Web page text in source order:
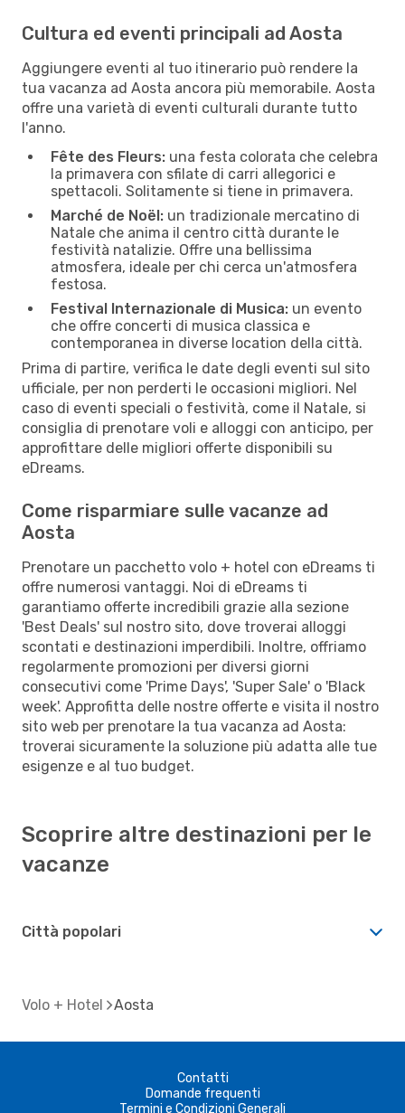
Cultura ed eventi principali ad Aosta
Aggiungere eventi al tuo itinerario può rendere la
tua vacanza ad Aosta ancora più memorabile. Aosta
offre una varietà di eventi culturali durante tutto
l'anno.
Fête des Fleurs: una festa colorata che celebra
la primavera con sfilate di carri allegorici e
spettacoli. Solitamente si tiene in primavera.
Marché de Noël: un tradizionale mercatino di
Natale che anima il centro città durante le
festività natalizie. Offre una bellissima
atmosfera, ideale per chi cerca un'atmosfera
festosa.
Festival Internazionale di Musica: un evento
che offre concerti di musica classica e
contemporanea in diverse location della città.
Prima di partire, verifica le date degli eventi sul sito
ufficiale, per non perderti le occasioni migliori. Nel
caso di eventi speciali o festività, come il Natale, si
consiglia di prenotare voli e alloggi con anticipo, per
approfittare delle migliori offerte disponibili su
eDreams.
Come risparmiare sulle vacanze ad
Aosta
Prenotare un pacchetto volo + hotel con eDreams ti
offre numerosi vantaggi. Noi di eDreams ti
garantiamo offerte incredibili grazie alla sezione
'Best Deals' sul nostro sito, dove troverai alloggi
scontati e destinazioni imperdibili. Inoltre, offriamo
regolarmente promozioni per diversi giorni
consecutivi come 'Prime Days', 'Super Sale' o 'Black
week'. Approfitta delle nostre offerte e visita il nostro
sito web per prenotare la tua vacanza ad Aosta:
troverai sicuramente la soluzione più adatta alle tue
esigenze e al tuo budget.
Scoprire altre destinazioni per le
vacanze
Città popolari
Volo + Hotel Aosta
Contatti
Domande frequenti
Termini e Condizioni Generali